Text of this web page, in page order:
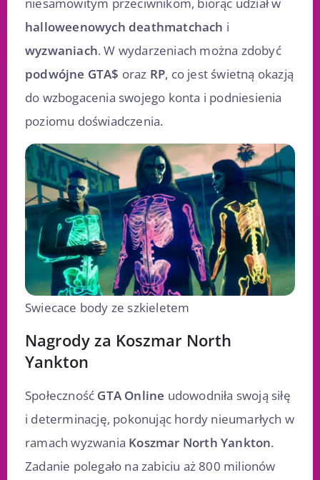
halloweenowych deathmatchach i
wyzwaniach. W wydarzeniach można zdobyć
podwójne GTA$ oraz RP, co jest świetną okazją
do wzbogacenia swojego konta i podniesienia
poziomu doświadczenia.
Swiecace body ze szkieletem
Nagrody za Koszmar North
Yankton
Społeczność GTA Online udowodniła swoją siłę
i determinację, pokonując hordy nieumarłych w
ramach wyzwania Koszmar North Yankton.
Zadanie polegało na zabiciu aż 800 milionów